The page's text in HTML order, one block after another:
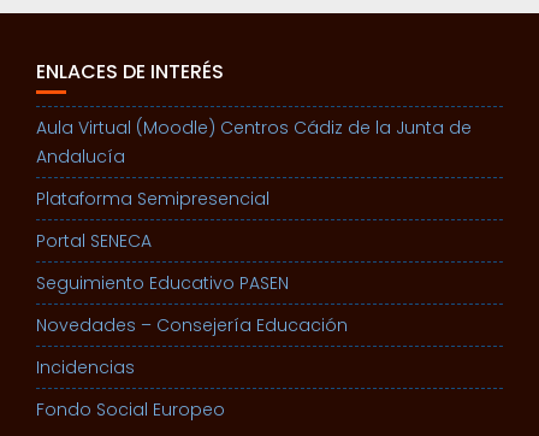
ENLACES DE INTERÉS
Aula Virtual (Moodle) Centros Cádiz de la Junta de
Andalucía
Plataforma Semipresencial
Portal SENECA
Seguimiento Educativo PASEN
Novedades – Consejería Educación
Incidencias
Fondo Social Europeo